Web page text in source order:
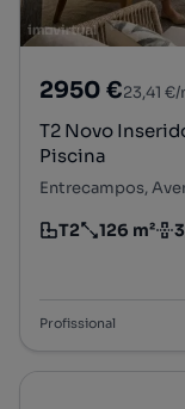
2950 €23,41 €/
T2 Novo
Piscina
Entrecampos,
Tipologia
T2
Preço por metro
126 m²
Andar
Profissional